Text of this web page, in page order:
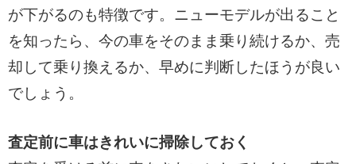
が下がるのも特徴です。ニューモデルが出ること
を知ったら、今の車をそのまま乗り続けるか、売
却して乗り換えるか、早めに判断したほうが良い
でしょう。
査定前に車はきれいに掃除しておく